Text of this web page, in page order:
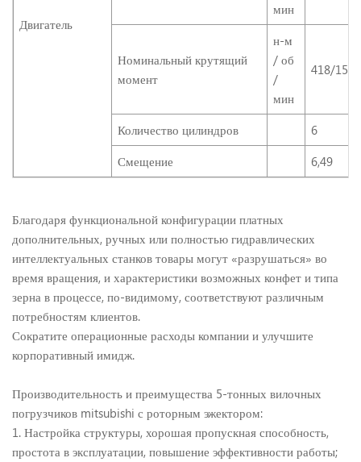
Двигатель
мин
Номинальный крутящий
момент
н-м
/ об
/
мин
418/1500
Количество цилиндров
6
Смещение
6,49
Благодаря функциональной конфигурации платных
дополнительных, ручных или полностью гидравлических
интеллектуальных станков товары могут «разрушаться» во
время вращения, и характеристики возможных конфет и типа
зерна в процессе, по-видимому, соответствуют различным
потребностям клиентов.
Сократите операционные расходы компании и улучшите
корпоративный имидж.
Производительность и преимущества 5-тонных вилочных
погрузчиков mitsubishi с роторным эжектором:
1. Настройка структуры, хорошая пропускная способность,
простота в эксплуатации, повышение эффективности работы;